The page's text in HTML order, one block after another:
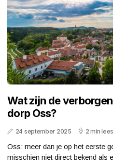
Wat zijn de
dorp Oss?
24 september 2025 2 min
Oss: meer dan je op het eerste
misschien niet direct bekend als